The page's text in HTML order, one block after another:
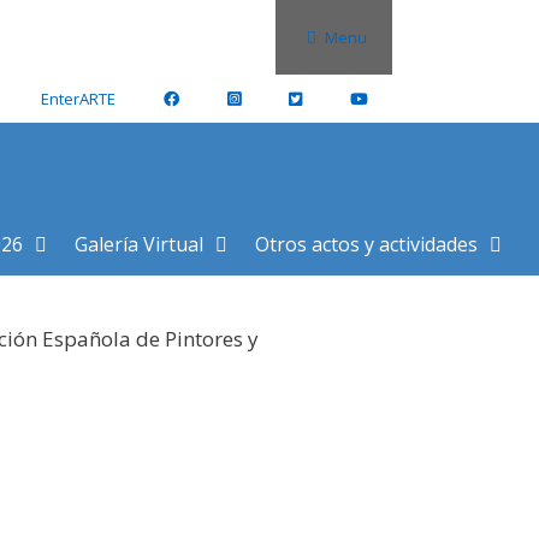
Menu
EnterARTE
Galería Virtual Otros actos y actividades
Española de Pintores y